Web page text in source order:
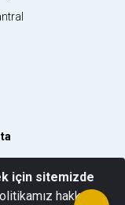
için sitemizde
hakkında